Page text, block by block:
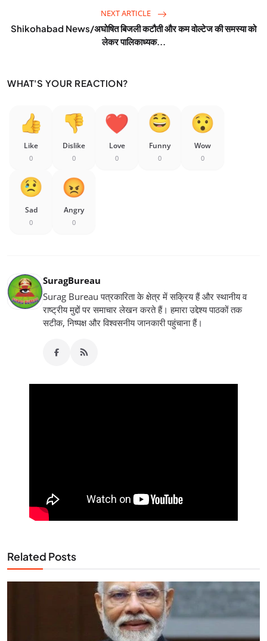
NEXT ARTICLE
Shikohabad News/अघोषित बिजली कटौती और कम वोल्टेज की समस्या को
लेकर पालिकाध्यक...
WHAT'S YOUR REACTION?
Like
0
Dislike
0
Love
0
Funny
0
Wow
0
Sad
0
Angry
0
SuragBureau
Surag Bureau पत्रकारिता के क्षेत्र में सक्रिय हैं और स्थानीय व
राष्ट्रीय मुद्दों पर समाचार लेखन करते हैं। हमारा उद्देश्य पाठकों तक
सटीक, निष्पक्ष और विश्वसनीय जानकारी पहुंचाना हैं।
Related Posts